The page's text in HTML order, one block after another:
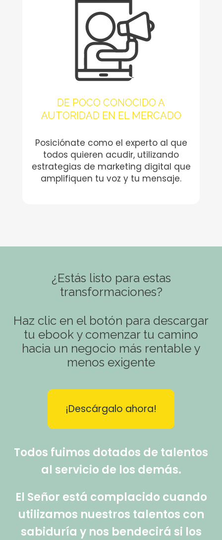
DE POCO CONOCIDO A
AUTORIDAD EN EL MERCADO
Posiciónate como el experto al que
todos quieren acudir, utilizando
estrategias de marketing digital que
amplifiquen tu voz y tu mensaje.
¿Estás listo para estas
transformaciones?
Haz clic en el botón para descargar
tu ebook y comenzar tu camino
hacia un negocio más rentable y
menos exigente
¡Descárgalo ahora!
Todos fuimos dotados de talentos
al servicio de los demás.
El Señor está complacido cuando
utilizamos nuestros talentos con
sabiduría y nos bendecirá si los